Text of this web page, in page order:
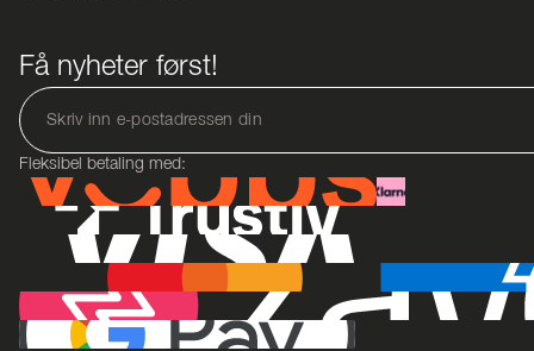
Få nyheter først!
Fleksibel betaling med: